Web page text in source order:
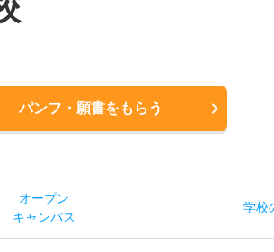
パンフ・願書をもらう
オープン
キャンパス
学校